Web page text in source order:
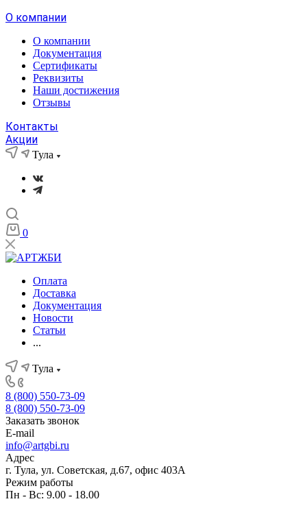
О компании
О компании
Документация
Сертификаты
Реквизиты
Наши достижения
Отзывы
Контакты
Акции
Тула
0
Оплата
Доставка
Документация
Новости
Статьи
...
Тула
8 (800) 550-73-09
8 (800) 550-73-09
Заказать звонок
E-mail
info@artgbi.ru
Адрес
г. Тула, ул. Советская, д.67, офис 403А
Режим работы
Пн - Вс: 9.00 - 18.00